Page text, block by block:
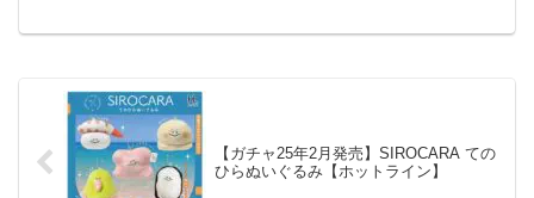
【ガチャ25年2月発売】SIROCARA ての
ひらぬいぐるみ【ホットライン】